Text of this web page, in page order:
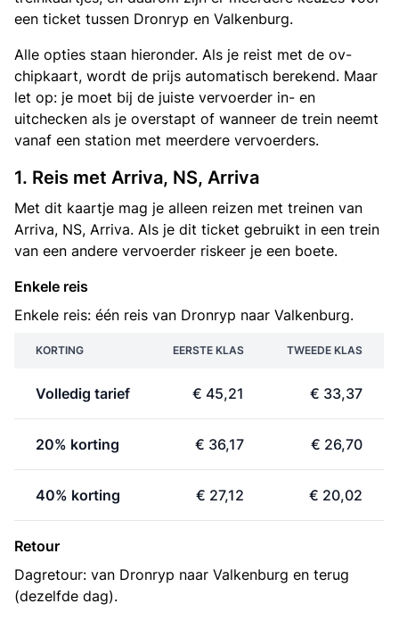
een ticket tussen Dronryp en Valkenburg.
Alle opties staan hieronder. Als je reist met de ov-
chipkaart, wordt de prijs automatisch berekend. Maar
let op: je moet bij de juiste vervoerder in- en
uitchecken als je overstapt of wanneer de trein neemt
vanaf een station met meerdere vervoerders.
1. Reis met Arriva, NS, Arriva
Met dit kaartje mag je alleen reizen met treinen van
Arriva, NS, Arriva. Als je dit ticket gebruikt in een trein
van een andere vervoerder riskeer je een boete.
Enkele reis
Enkele reis: één reis van Dronryp naar Valkenburg.
KORTING EERSTE KLAS TWEEDE KLAS
Volledig tarief € 45,21 € 33,37
20% korting € 36,17 € 26,70
40% korting € 27,12 € 20,02
Retour
Dagretour: van Dronryp naar Valkenburg en terug
(dezelfde dag).